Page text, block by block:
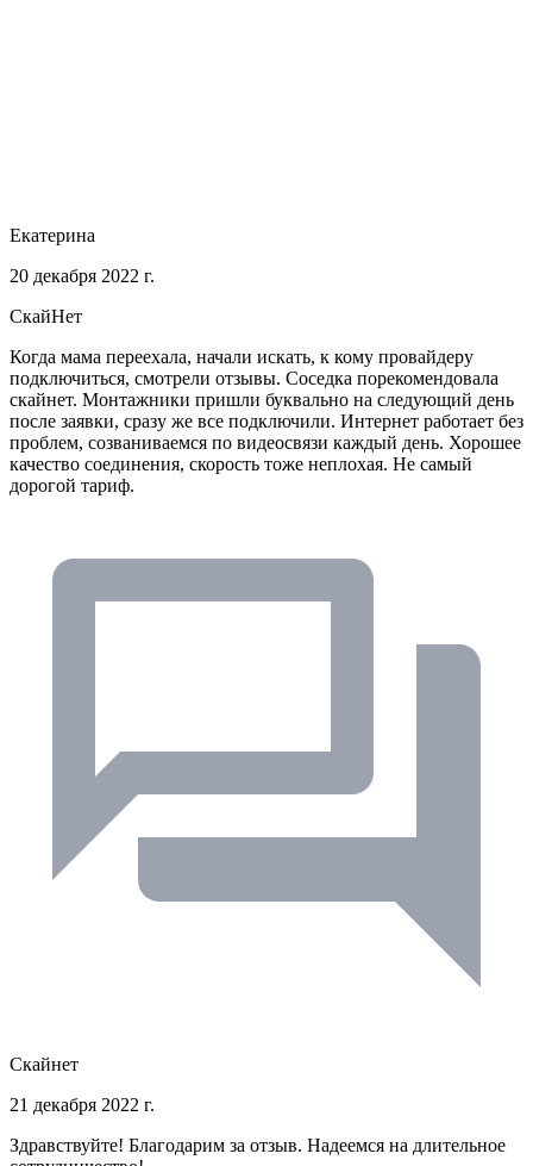
Екатерина
20 декабря 2022 г.
СкайНет
Когда мама переехала, начали искать, к кому провайдеру
подключиться, смотрели отзывы. Соседка порекомендовала
скайнет. Монтажники пришли буквально на следующий день
после заявки, сразу же все подключили. Интернет работает без
проблем, созваниваемся по видеосвязи каждый день. Хорошее
качество соединения, скорость тоже неплохая. Не самый
дорогой тариф.
Скайнет
21 декабря 2022 г.
Здравствуйте! Благодарим за отзыв. Надеемся на длительное